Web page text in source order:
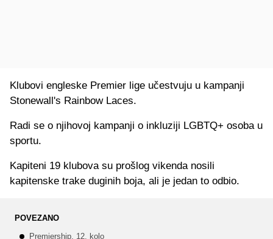
Klubovi engleske Premier lige učestvuju u kampanji
Stonewall's Rainbow Laces.
Radi se o njihovoj kampanji o inkluziji LGBTQ+ osoba u
sportu.
Kapiteni 19 klubova su prošlog vikenda nosili
kapitenske trake duginih boja, ali je jedan to odbio.
POVEZANO
Premiership, 12. kolo